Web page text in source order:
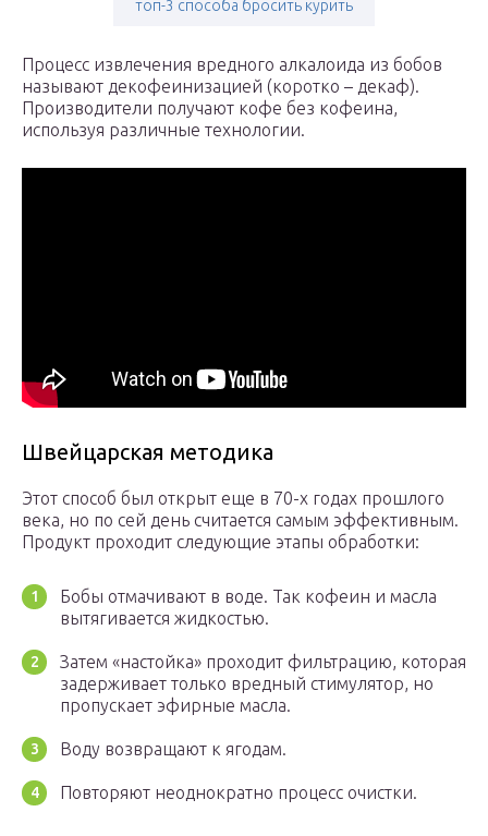
топ-3 способа бросить курить
Процесс извлечения вредного алкалоида из бобов
называют декофеинизацией (коротко – декаф).
Производители получают кофе без кофеина,
используя различные технологии.
Швейцарская методика
Этот способ был открыт еще в 70-х годах прошлого
века, но по сей день считается самым эффективным.
Продукт проходит следующие этапы обработки:
Бобы отмачивают в воде. Так кофеин и масла
вытягивается жидкостью.
Затем «настойка» проходит фильтрацию, которая
задерживает только вредный стимулятор, но
пропускает эфирные масла.
Воду возвращают к ягодам.
Повторяют неоднократно процесс очистки.